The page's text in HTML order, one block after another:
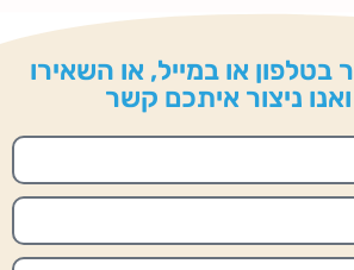
בטלפון או במייל, או השאירו
ניצור איתכם קשר